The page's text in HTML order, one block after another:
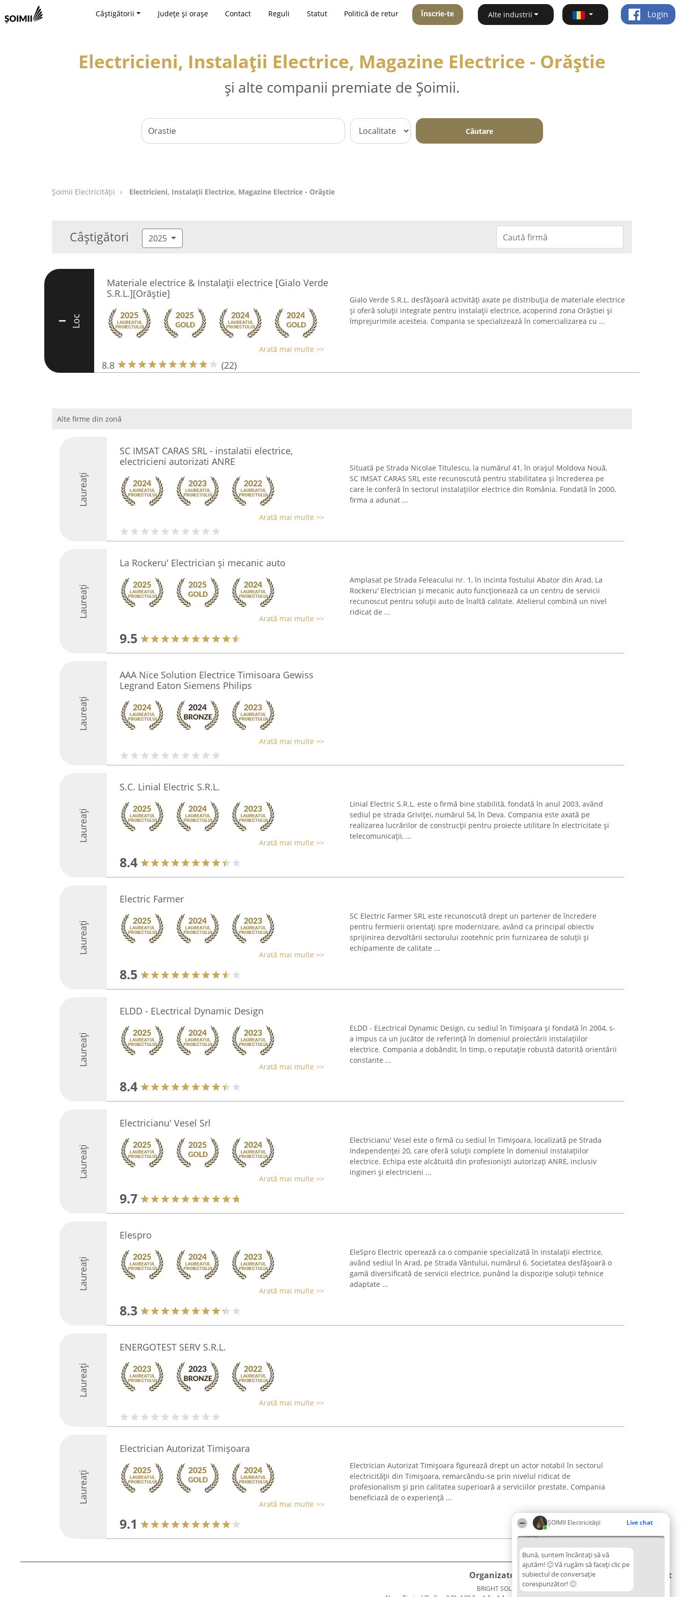
ȘOIMII Electricității Live chat
06:48
Bună, suntem încântați să vă
ajutăm! 🙂 Vă rugăm să faceți clic pe
subiectul de conversație
corespunzător! 🙂
Câștigătorii Județe și orașe Contact Reguli Statut Politică de retur Înscrie-te Alte industrii Login
Electricieni, Instalații Electrice, Magazine Electrice - Orăştie
și alte companii premiate de Șoimii.
Căutare
Șoimii Electricității Electricieni, Instalații Electrice, Magazine Electrice - Orăştie
Câștigători 2025
I Loc
Materiale electrice & Instalații electrice [Gialo Verde
S.R.L.][Orăștie]
Arată mai multe >>
8.8 (22)
Gialo Verde S.R.L. desfășoară activități axate pe distribuția de materiale electrice
și oferă soluții integrate pentru instalații electrice, acoperind zona Orăștiei și
împrejurimile acesteia. Compania se specializează în comercializarea cu ...
Alte firme din zonă
Laureați
SC IMSAT CARAS SRL - instalatii electrice,
electricieni autorizati ANRE
Arată mai multe >>
Situată pe Strada Nicolae Titulescu, la numărul 41, în orașul Moldova Nouă,
SC IMSAT CARAS SRL este recunoscută pentru stabilitatea și încrederea pe
care le conferă în sectorul instalațiilor electrice din România. Fondată în 2000,
firma a adunat ...
Laureați
La Rockeru' Electrician și mecanic auto
Arată mai multe >>
9.5
Amplasat pe Strada Feleacului nr. 1, în incinta fostului Abator din Arad, La
Rockeru' Electrician și mecanic auto funcționează ca un centru de servicii
recunoscut pentru soluții auto de înaltă calitate. Atelierul combină un nivel
ridicat de ...
Laureați
AAA Nice Solution Electrice Timisoara Gewiss
Legrand Eaton Siemens Philips
Arată mai multe >>
Laureați
S.C. Linial Electric S.R.L.
Arată mai multe >>
8.4
Linial Electric S.R.L. este o firmă bine stabilită, fondată în anul 2003, având
sediul pe strada Griviţei, numărul 54, în Deva. Compania este axată pe
realizarea lucrărilor de construcții pentru proiecte utilitare în electricitate și
telecomunicații, ...
Laureați
Electric Farmer
Arată mai multe >>
8.5
SC Electric Farmer SRL este recunoscută drept un partener de încredere
pentru fermierii orientați spre modernizare, având ca principal obiectiv
sprijinirea dezvoltării sectorului zootehnic prin furnizarea de soluții și
echipamente de calitate ...
Laureați
ELDD - ELectrical Dynamic Design
Arată mai multe >>
8.4
ELDD - ELectrical Dynamic Design, cu sediul în Timișoara și fondată în 2004, s-
a impus ca un jucător de referință în domeniul proiectării instalațiilor
electrice. Compania a dobândit, în timp, o reputație robustă datorită orientării
constante ...
Laureați
Electricianu' Vesel Srl
Arată mai multe >>
9.7
Electricianu' Vesel este o firmă cu sediul în Timișoara, localizată pe Strada
Independenței 20, care oferă soluții complete în domeniul instalațiilor
electrice. Echipa este alcătuită din profesioniști autorizați ANRE, inclusiv
ingineri și electricieni ...
Laureați
Elespro
Arată mai multe >>
8.3
EleSpro Electric operează ca o companie specializată în instalații electrice,
având sediul în Arad, pe Strada Vântului, numărul 6. Societatea desfășoară o
gamă diversificată de servicii electrice, punând la dispoziție soluții tehnice
adaptate ...
Laureați
ENERGOTEST SERV S.R.L.
Arată mai multe >>
Laureați
Electrician Autorizat Timişoara
Arată mai multe >>
9.1
Electrician Autorizat Timișoara figurează drept un actor notabil în sectorul
electricității din Timișoara, remarcându-se prin nivelul ridicat de
profesionalism și prin calitatea superioară a serviciilor prestate. Compania
beneficiază de o experiență ...
Organizator Ranking
BRIGHT SOLUTIONS BR SRL
Plebiscyt Contact